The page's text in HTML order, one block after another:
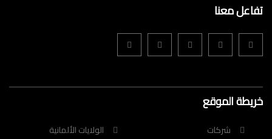
تفاعل معنا
خريطة الموقع
الولايات الألمانية
شركات